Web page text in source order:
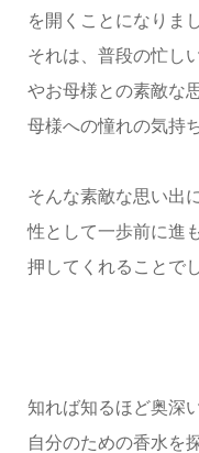
を開くことになりま
それは、普段の忙し
やお母様との素敵な
母様への憧れの気持
そんな素敵な思い出
性として一歩前に進
押してくれることで
知れば知るほど奥深
自分のための香水を